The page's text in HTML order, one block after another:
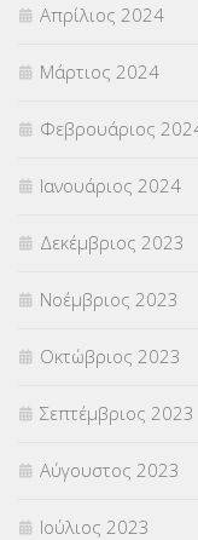
Απρίλιος 2024
Μάρτιος 2024
Φεβρουάριος
Ιανουάριος 2024
Δεκέμβριος 2023
Νοέμβριος 2023
Οκτώβριος 2023
Σεπτέμβριος 2023
Αύγουστος 2023
Ιούλιος 2023